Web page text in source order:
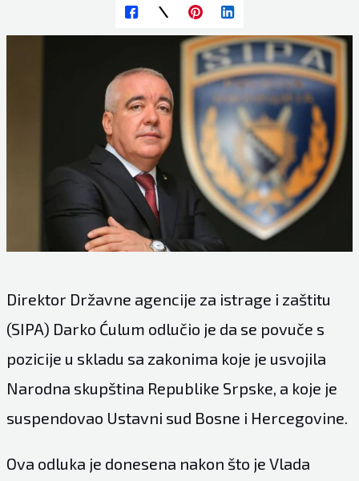
Direktor Državne agencije za istrage i zaštitu
(SIPA) Darko Ćulum odlučio je da se povuče s
pozicije u skladu sa zakonima koje je usvojila
Narodna skupština Republike Srpske, a koje je
suspendovao Ustavni sud Bosne i Hercegovine.
Ova odluka je donesena nakon što je Vlada